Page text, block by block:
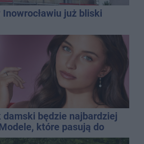
już bliski
będzie najbardziej
które pasują do